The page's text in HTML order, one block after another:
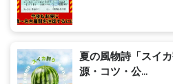
夏の風物詩「スイ
源・コツ・公...